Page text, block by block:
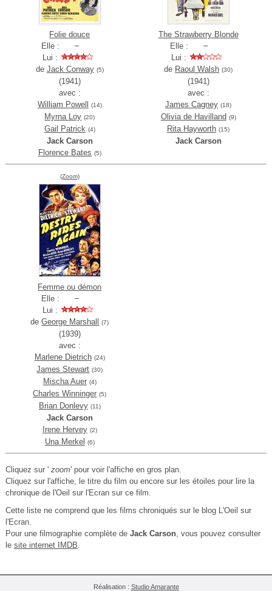
Folie douce
Elle :
Lui :
de Jack Conway (5)
(1941)
avec :
William Powell
(14)
Myrna Loy (20)
Gail Patrick (4)
Jack Carson
Florence Bates (5)
The Strawberry Blonde
Elle :
Lui :
de Raoul Walsh (30)
(1941)
avec :
James Cagney (18)
Olivia de Havilland (9)
Rita Hayworth (15)
Jack Carson
(Zoom)
Femme ou démon
Elle :
Lui :
deGeorge Marshall (7)
(1939)
avec :
Marlene Dietrich (24)
James Stewart (30)
Mischa Auer (4)
Charles Winninger (5)
Brian Donlevy (11)
Jack Carson
Irene Hervey (2)
Una Merkel (6)
Cliquez sur ' zoom' pour voir l'affiche en gros plan.
Cliquez sur l'affiche, le titre du film ou encore sur les étoiles pour lire la
chronique de l'Oeil sur l'Ecran sur ce film.
Cette liste ne comprend que les films chroniqués sur le blog L'Oeil sur
l'Ecran.
Pour une filmographie complète de Jack Carson, vous pouvez consulter
le site internet IMDB.
Réalisation : Studio Amarante